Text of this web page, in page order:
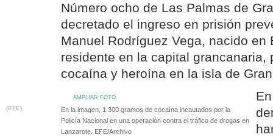
Número ocho de Las Palmas de
decretado el ingreso en prisión
Manuel Rodríguez Vega, nacido en
residente en la capital grancanaria,
cocaína y heroína en la isla de
AMPLIAR FOTO
(EFE)
En la imagen, 1.300 gramos de cocaína incautados por la
Policía Nacional en una operación contra el tráfico de drogas en
Lanzarote. EFE/Archivo